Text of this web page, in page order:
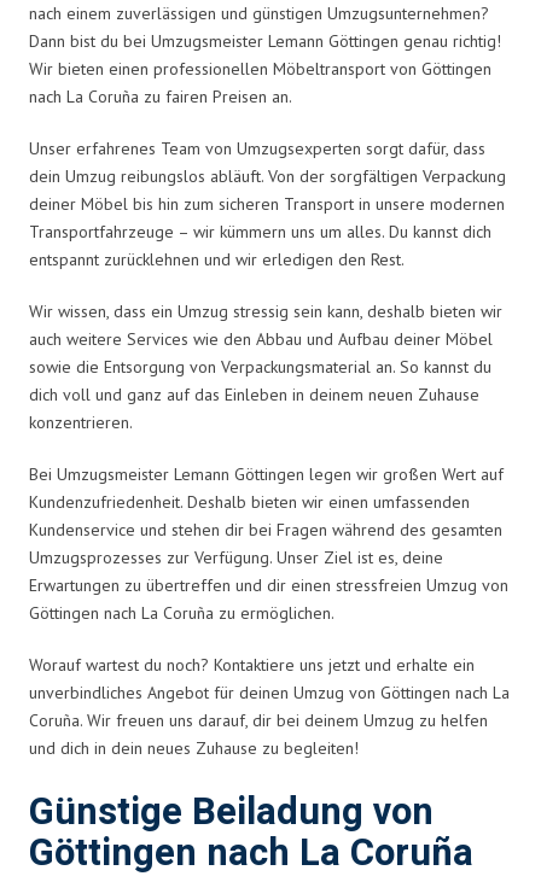
nach einem zuverlässigen und günstigen Umzugsunternehmen?
Dann bist du bei Umzugsmeister Lemann Göttingen genau richtig!
Wir bieten einen professionellen Möbeltransport von Göttingen
nach La Coruña zu fairen Preisen an.
Unser erfahrenes Team von Umzugsexperten sorgt dafür, dass
dein Umzug reibungslos abläuft. Von der sorgfältigen Verpackung
deiner Möbel bis hin zum sicheren Transport in unsere modernen
Transportfahrzeuge – wir kümmern uns um alles. Du kannst dich
entspannt zurücklehnen und wir erledigen den Rest.
Wir wissen, dass ein Umzug stressig sein kann, deshalb bieten wir
auch weitere Services wie den Abbau und Aufbau deiner Möbel
sowie die Entsorgung von Verpackungsmaterial an. So kannst du
dich voll und ganz auf das Einleben in deinem neuen Zuhause
konzentrieren.
Bei Umzugsmeister Lemann Göttingen legen wir großen Wert auf
Kundenzufriedenheit. Deshalb bieten wir einen umfassenden
Kundenservice und stehen dir bei Fragen während des gesamten
Umzugsprozesses zur Verfügung. Unser Ziel ist es, deine
Erwartungen zu übertreffen und dir einen stressfreien Umzug von
Göttingen nach La Coruña zu ermöglichen.
Worauf wartest du noch? Kontaktiere uns jetzt und erhalte ein
unverbindliches Angebot für deinen Umzug von Göttingen nach La
Coruña. Wir freuen uns darauf, dir bei deinem Umzug zu helfen
und dich in dein neues Zuhause zu begleiten!
Günstige Beiladung von
Göttingen nach La Coruña